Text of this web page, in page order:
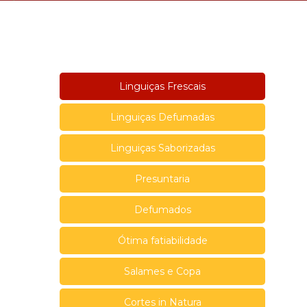
Linguiças Frescais
Linguiças Defumadas
Linguiças Saborizadas
Presuntaria
Defumados
Ótima fatiabilidade
Salames e Copa
Cortes in Natura